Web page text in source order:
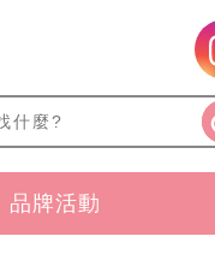
品牌活動